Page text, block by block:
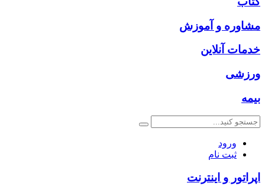
مشاوره و آموزش
خدمات آنلاین
ورزشی
بیمه
ورود
ثبت نام
اپراتور و اینترنت